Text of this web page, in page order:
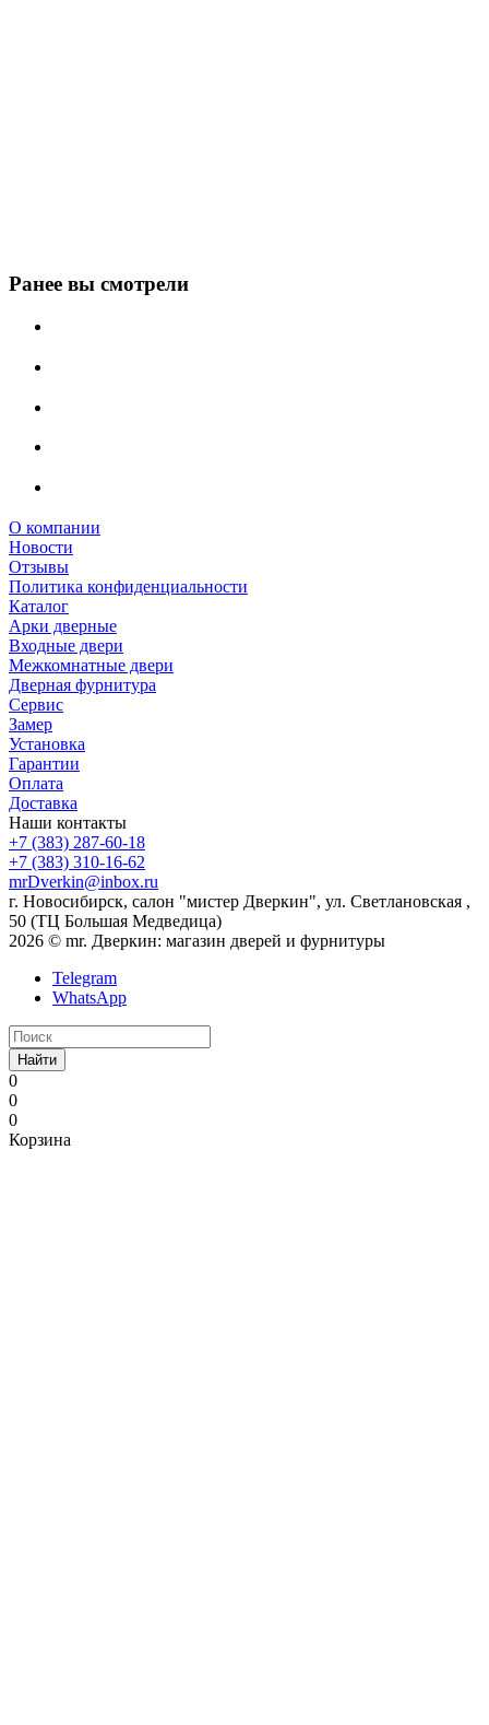
Ранее вы смотрели
О компании
Новости
Отзывы
Политика конфиденциальности
Каталог
Арки дверные
Входные двери
Межкомнатные двери
Дверная фурнитура
Сервис
Замер
Установка
Гарантии
Оплата
Доставка
Наши контакты
+7 (383) 287-60-18
+7 (383) 310-16-62
mrDverkin@inbox.ru
г. Новосибирск, салон "мистер Дверкин", ул. Светлановская ,
50 (ТЦ Большая Медведица)
2026 © mr. Дверкин: магазин дверей и фурнитуры
Telegram
WhatsApp
Найти
0
0
0
Корзина